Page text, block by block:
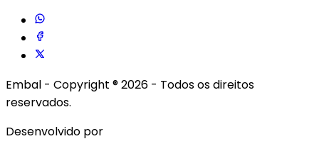
Embal - Copyright ® 2026 - Todos os direitos
reservados.
Desenvolvido por